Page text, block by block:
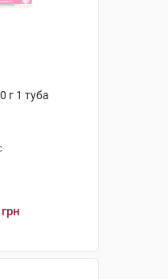
г 1 туба
грн